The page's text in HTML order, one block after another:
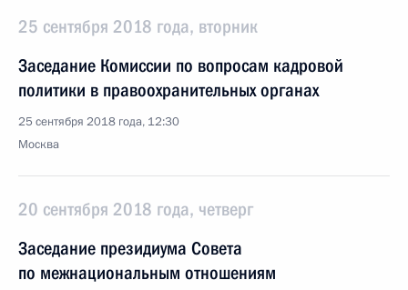
25 сентября 2018 года, вторник
Заседание Комиссии по вопросам кадровой
политики в правоохранительных органах
25 сентября 2018 года, 12:30
Москва
20 сентября 2018 года, четверг
Заседание президиума Совета
по межнациональным отношениям